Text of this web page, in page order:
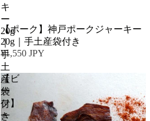
キ
ー
20g
｜
手
土
産
袋
付
き
【ポーク】神戸ポークジャーキー
20g｜手土産袋付き
¥1,550 JPY
【ビ
ー
フ】
一